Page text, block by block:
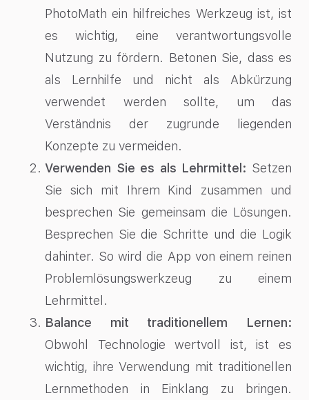
PhotoMath ein hilfreiches Werkzeug ist, ist
es wichtig, eine verantwortungsvolle
Nutzung zu fördern. Betonen Sie, dass es
als Lernhilfe und nicht als Abkürzung
verwendet werden sollte, um das
Verständnis der zugrunde liegenden
Konzepte zu vermeiden.
Verwenden Sie es als Lehrmittel: Setzen
Sie sich mit Ihrem Kind zusammen und
besprechen Sie gemeinsam die Lösungen.
Besprechen Sie die Schritte und die Logik
dahinter. So wird die App von einem reinen
Problemlösungswerkzeug zu einem
Lehrmittel.
Balance mit traditionellem Lernen:
Obwohl Technologie wertvoll ist, ist es
wichtig, ihre Verwendung mit traditionellen
Lernmethoden in Einklang zu bringen.